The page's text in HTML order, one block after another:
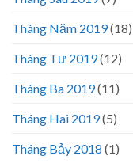
Tháng Năm 2019(18)
Tháng Tư 2019(12)
Tháng Ba 2019(11)
Tháng Hai 2019(5)
Tháng Bảy 2018 (1)